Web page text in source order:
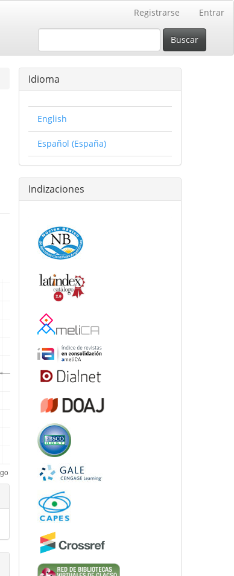
Registrarse Entrar
Buscar
Idioma
English
Español (España)
Indizaciones